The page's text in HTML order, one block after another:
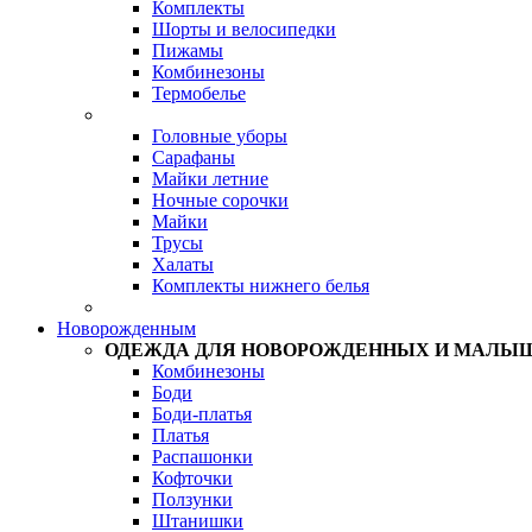
Комплекты
Шорты и велосипедки
Пижамы
Комбинезоны
Термобелье
Головные уборы
Сарафаны
Майки летние
Ночные сорочки
Майки
Трусы
Халаты
Комплекты нижнего белья
Новорожденным
ОДЕЖДА ДЛЯ НОВОРОЖДЕННЫХ И
Комбинезоны
Боди
Боди-платья
Платья
Распашонки
Кофточки
Ползунки
Штанишки